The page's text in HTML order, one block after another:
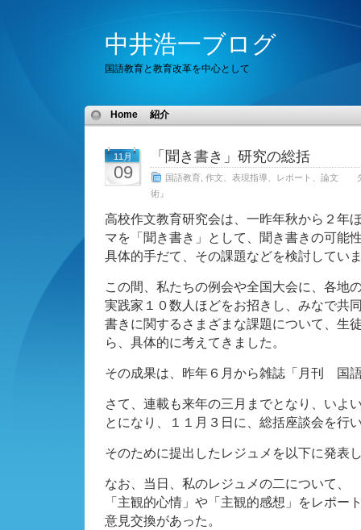
中井浩一ブログ
国語教育と教育改革を中心として
Home 紹介
11月
09
「聞き書き」研究の総括
国語教育 作文、表現指導、レポート、論文
術』
高校作文教育研究会は、一昨年秋から２年
マを「聞き書き」として、聞き書きの可能
具体的手だて、その課題などを検討してい
この間、私たちの例会や全国大会に、各地
実践家１０数人ほどをお招きし、みなで共
書きに関するさまざまな課題について、生
ら、具体的に考えてきました。
その成果は、昨年６月から雑誌「月刊 国
さて、連載も来年の三月までとなり、いよ
とになり、１１月３日に、総括座談会を行
そのために提出したレジュメを以下に発表
なお、当日、私のレジュメの二について、
「主観的心情」や「主観的感想」をレポー
意見交換があった。